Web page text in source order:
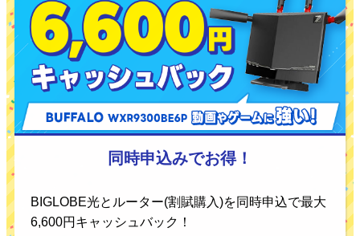
同時申込みでお得！
BIGLOBE光とルーター(割賦購入)を同時申込で最大
6,600円キャッシュバック！